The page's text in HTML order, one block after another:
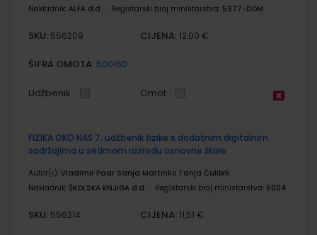
Nakladnik: ALFA d.d. Registarski broj ministarstva: 5977-DOM
SKU: 556209 CIJENA: 12,00 €
ŠIFRA OMOTA: 500160
Udžbenik Omot
FIZIKA OKO NAS 7; udžbenik fizike s dodatnim digitalnim
sadržajima u sedmom razredu osnovne škole
Autor(i): Vladimir Paar Sanja Martinko Tanja Ćulibrk
Nakladnik: ŠKOLSKA KNJIGA d.d. Registarski broj ministarstva: 6004
SKU: 556214 CIJENA: 11,51 €